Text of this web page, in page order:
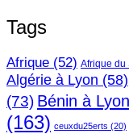
Tags
Afrique (52) Afrique du
Algérie à Lyon (58)
(73) Bénin à Lyon
(163) ceuxdu25erts (20)